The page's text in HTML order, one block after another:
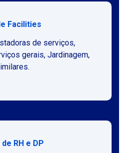
Facilities
de serviços,
gerais, Jardinagem,
RH e DP